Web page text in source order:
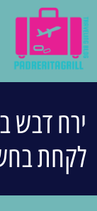
ירח דבש
לקחת